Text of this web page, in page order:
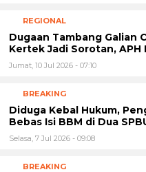
REGIONAL
Dugaan Tambang Galian
Kertek Jadi Sorotan,
Jumat, 10 Jul 2026 - 07:10
BREAKING
Diduga Kebal Hukum,
Bebas Isi BBM di Dua
Selasa, 7 Jul 2026 - 09:08
BREAKING